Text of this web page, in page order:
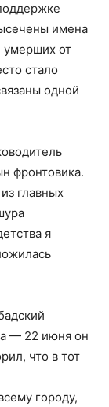
имена
умерших от
стало
одной
фронтовика.
главных
я
— 22 июня он
что в тот
городу,